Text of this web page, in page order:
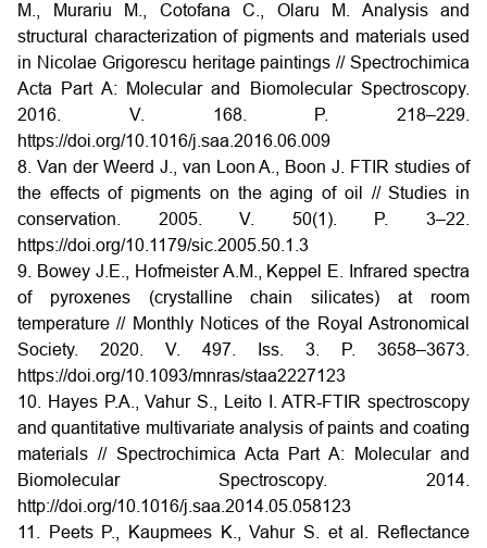
M., Murariu M., Cotofana C., Olaru M. Analysis and
structural characterization of pigments and materials used
in Nicolae Grigorescu heritage paintings // Spectrochimica
Acta Part A: Molecular and Biomolecular Spectroscopy.
2016. V. 168. P. 218–229.
https://doi.org/10.1016/j.saa.2016.06.009
8. Van der Weerd J., van Loon A., Boon J. FTIR studies of
the effects of pigments on the aging of oil // Studies in
conservation. 2005. V. 50(1). P. 3–22.
https://doi.org/10.1179/sic.2005.50.1.3
9. Bowey J.E., Hofmeister A.M., Keppel E. Infrared spectra
of pyroxenes (crystalline chain silicates) at room
temperature // Monthly Notices of the Royal Astronomical
Society. 2020. V. 497. Iss. 3. P. 3658–3673.
https://doi.org/10.1093/mnras/staa2227123
10. Hayes P.A., Vahur S., Leito I. ATR-FTIR spectroscopy
and quantitative multivariate analysis of paints and coating
materials // Spectrochimica Acta Part A: Molecular and
Biomolecular Spectroscopy. 2014.
http://doi.org/10.1016/j.saa.2014.05.058123
11. Peets P., Kaupmees K., Vahur S. et al. Reflectance